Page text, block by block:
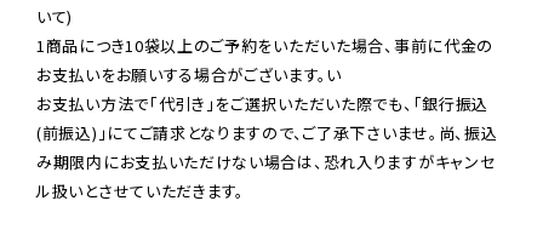
いて)
1商品につき10袋以上のご予約をいただいた場合、事前に代金の
お支払いをお願いする場合がございます。い
お支払い方法で「代引き」をご選択いただいた際でも、「銀行振込
(前振込)」にてご請求となりますので、ご了承下さいませ。尚、振込
み期限内にお支払いただけない場合は、恐れ入りますがキャンセ
ル扱いとさせていただきます。